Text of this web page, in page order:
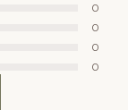
0
0
0
0